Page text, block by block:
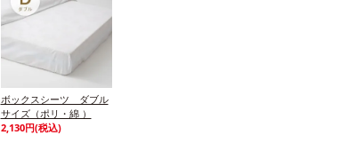
ボックスシーツ ダブル
サイズ（ポリ・綿 ）
2,130円(税込)